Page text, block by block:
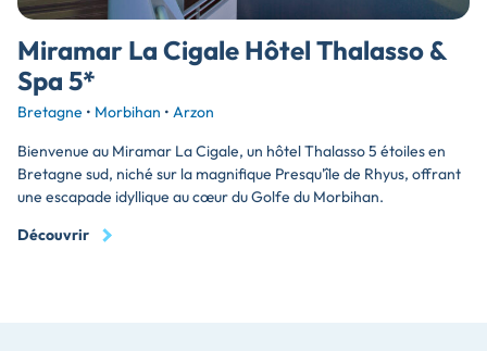
Miramar La Cigale Hôtel Thalasso &
Spa 5*
Bretagne • Morbihan • Arzon
Bienvenue au Miramar La Cigale, un hôtel Thalasso 5 étoiles en
Bretagne sud, niché sur la magnifique Presqu'île de Rhyus, offrant
une escapade idyllique au cœur du Golfe du Morbihan.
Découvrir